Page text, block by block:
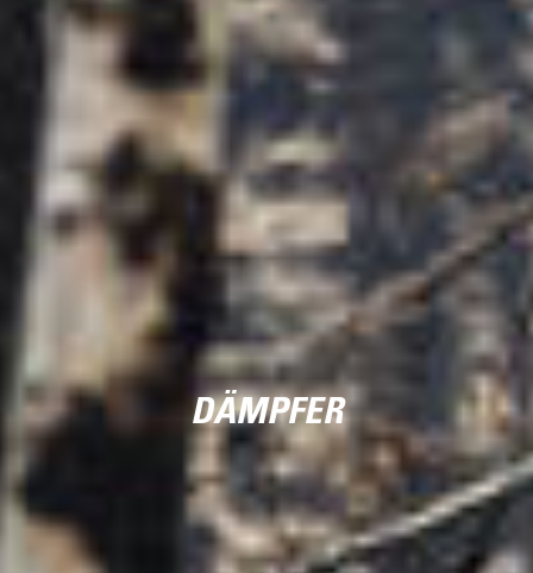
DÄMPFER